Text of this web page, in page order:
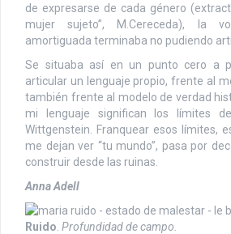
de expresarse de cada género
mujer sujeto”, M.Cereceda), la
amortiguada terminaba no pudiendo
Se situaba así en un punto cero a
articular un lenguaje propio, frente al
también frente al modelo de verdad
mi lenguaje significan los límites
Wittgenstein. Franquear esos límites,
me dejan ver “tu mundo”, pasa por
construir desde las ruinas.
Anna Adell
Ruido Profundidad de campo.